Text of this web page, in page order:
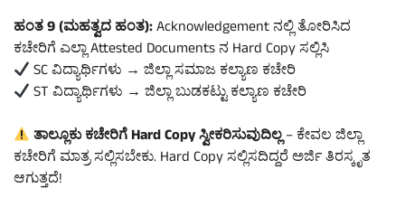
ಹಂತ 9 (ಮಹತ್ವದ ಹಂತ):Acknowledgement ನಲ್ಲಿ ತೋರಿಸಿದ
ಕಚೇರಿಗೆ ಎಲ್ಲಾ Attested Documents ನ Hard Copy ಸಲ್ಲಿಸಿ
SC ವಿದ್ಯಾರ್ಥಿಗಳು → ಜಿಲ್ಲಾ ಸಮಾಜ ಕಲ್ಯಾಣ ಕಚೇರಿ
ST ವಿದ್ಯಾರ್ಥಿಗಳು → ಜಿಲ್ಲಾ ಬುಡಕಟ್ಟು ಕಲ್ಯಾಣ ಕಚೇರಿ
ತಾಲ್ಲೂಕು ಕಚೇರಿಗೆ Hard Copy ಸ್ವೀಕರಿಸುವುದಿಲ್ಲ– ಕೇವಲ ಜಿಲ್ಲಾ
ಕಚೇರಿಗೆ ಮಾತ್ರ ಸಲ್ಲಿಸಬೇಕು. Hard Copy ಸಲ್ಲಿಸದಿದ್ದರೆ ಅರ್ಜಿ ತಿರಸ್ಕೃತ
ಆಗುತ್ತದೆ!